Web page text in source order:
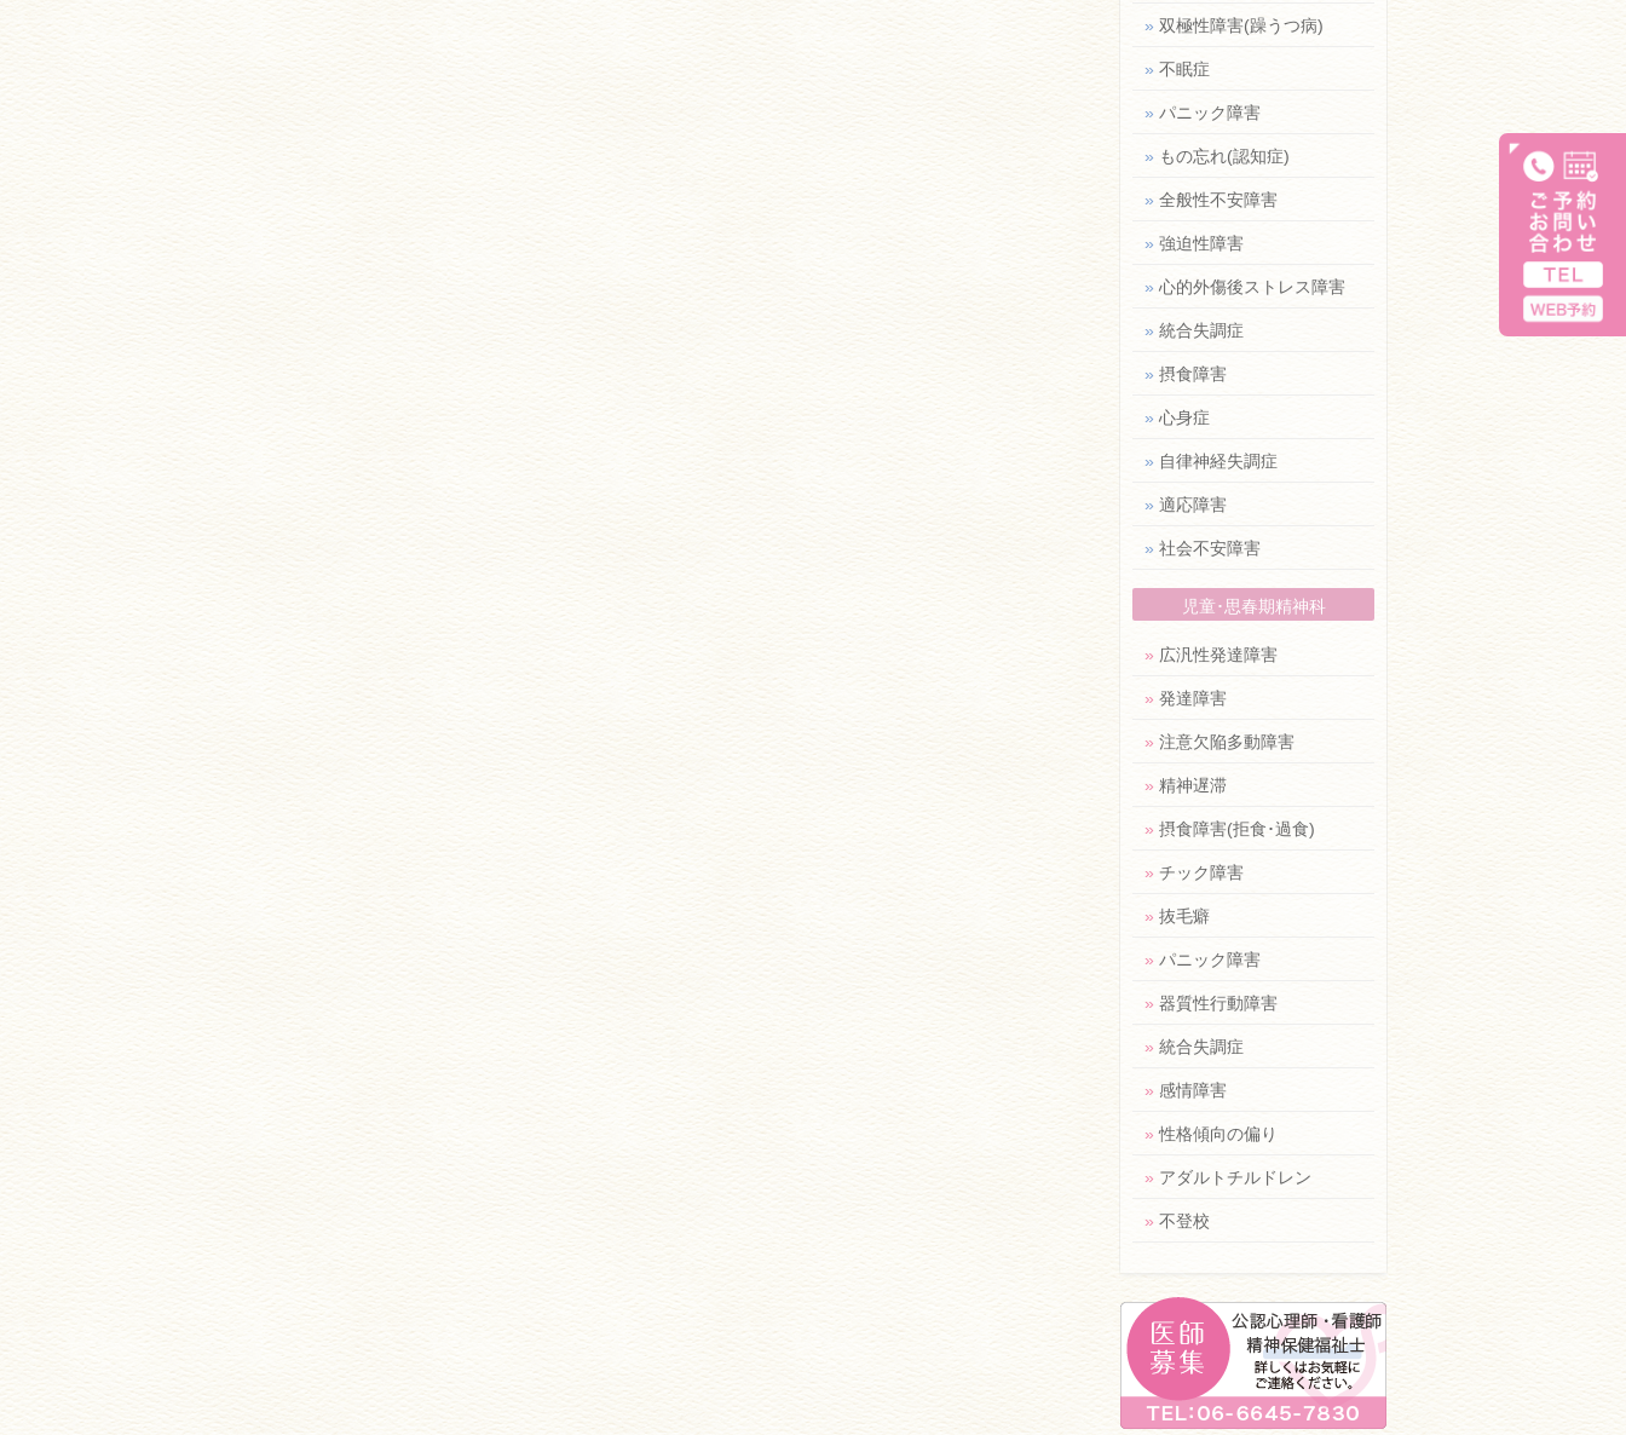
» 双極性障害(躁うつ病)
» 不眠症
» パニック障害
» もの忘れ(認知症)
» 全般性不安障害
» 強迫性障害
» 心的外傷後ストレス障害
» 統合失調症
» 摂食障害
» 心身症
» 自律神経失調症
» 適応障害
» 社会不安障害
児童･思春期精神科
» 広汎性発達障害
» 発達障害
» 注意欠陥多動障害
» 精神遅滞
» 摂食障害(拒食･過食)
» チック障害
» 抜毛癖
» パニック障害
» 器質性行動障害
» 統合失調症
» 感情障害
» 性格傾向の偏り
» アダルトチルドレン
» 不登校